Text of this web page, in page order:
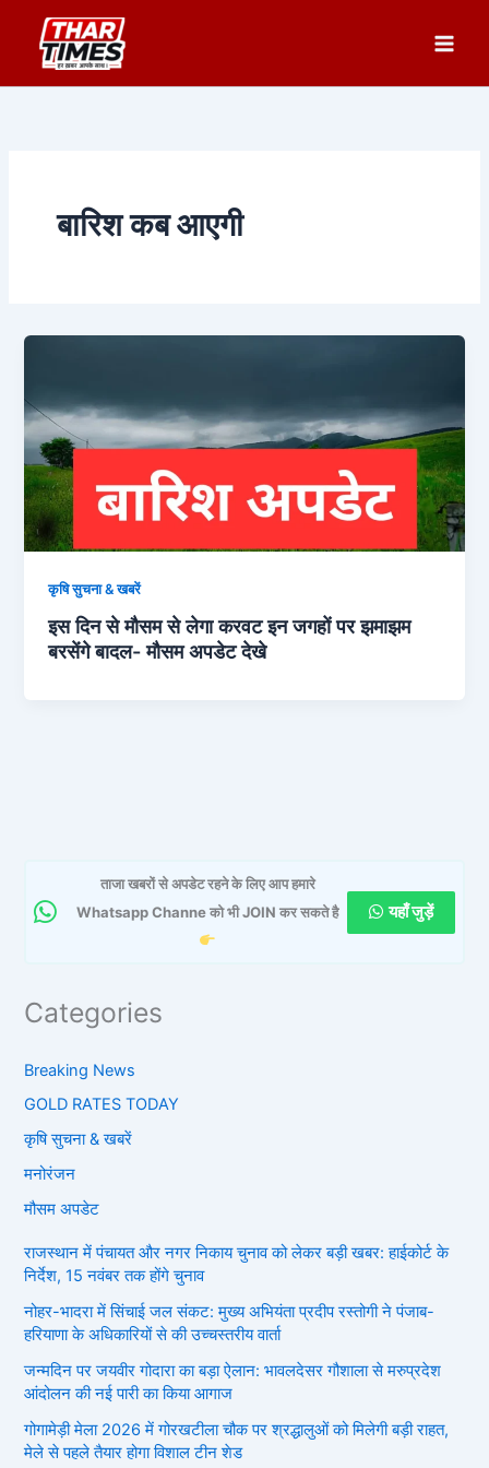
content
बारिश कब आएगी
कृषि सुचना & खबरें
इस दिन से मौसम से लेगा करवट इन जगहों पर झमाझम
बरसेंगे बादल- मौसम अपडेट देखे
ताजा खबरों से अपडेट रहने के लिए आप हमारे
Whatsapp Channe को भी JOIN कर सकते है
यहाँ जुड़ें
Categories
Breaking News
GOLD RATES TODAY
कृषि सुचना & खबरें
मनोरंजन
मौसम अपडेट
राजस्थान में पंचायत और नगर निकाय चुनाव को लेकर बड़ी खबर: हाईकोर्ट के
निर्देश, 15 नवंबर तक होंगे चुनाव
नोहर-भादरा में सिंचाई जल संकट: मुख्य अभियंता प्रदीप रस्तोगी ने पंजाब-
हरियाणा के अधिकारियों से की उच्चस्तरीय वार्ता
जन्मदिन पर जयवीर गोदारा का बड़ा ऐलान: भावलदेसर गौशाला से मरुप्रदेश
आंदोलन की नई पारी का किया आगाज
गोगामेड़ी मेला 2026 में गोरखटीला चौक पर श्रद्धालुओं को मिलेगी बड़ी राहत,
मेले से पहले तैयार होगा विशाल टीन शेड